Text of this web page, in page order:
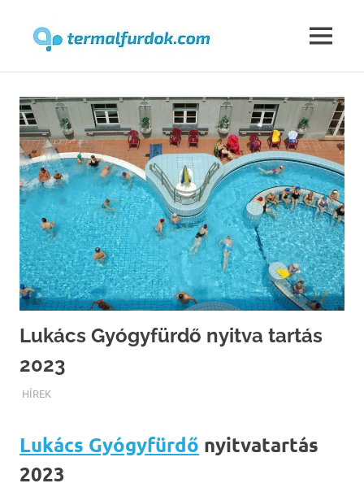
content
MENU
Lukács Gyógyfürdő nyitva tartás
2023
TERMALFURDOK.COM
HÍREK
Lukács Gyógyfürdő nyitvatartás
2023